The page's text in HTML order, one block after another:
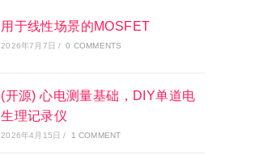
用于线性场景的MOSFET
2026年7月7日 / 0 COMMENTS
(开源) 心电测量基础，DIY单道电
生理记录仪
2026年4月15日 / 1 COMMENT